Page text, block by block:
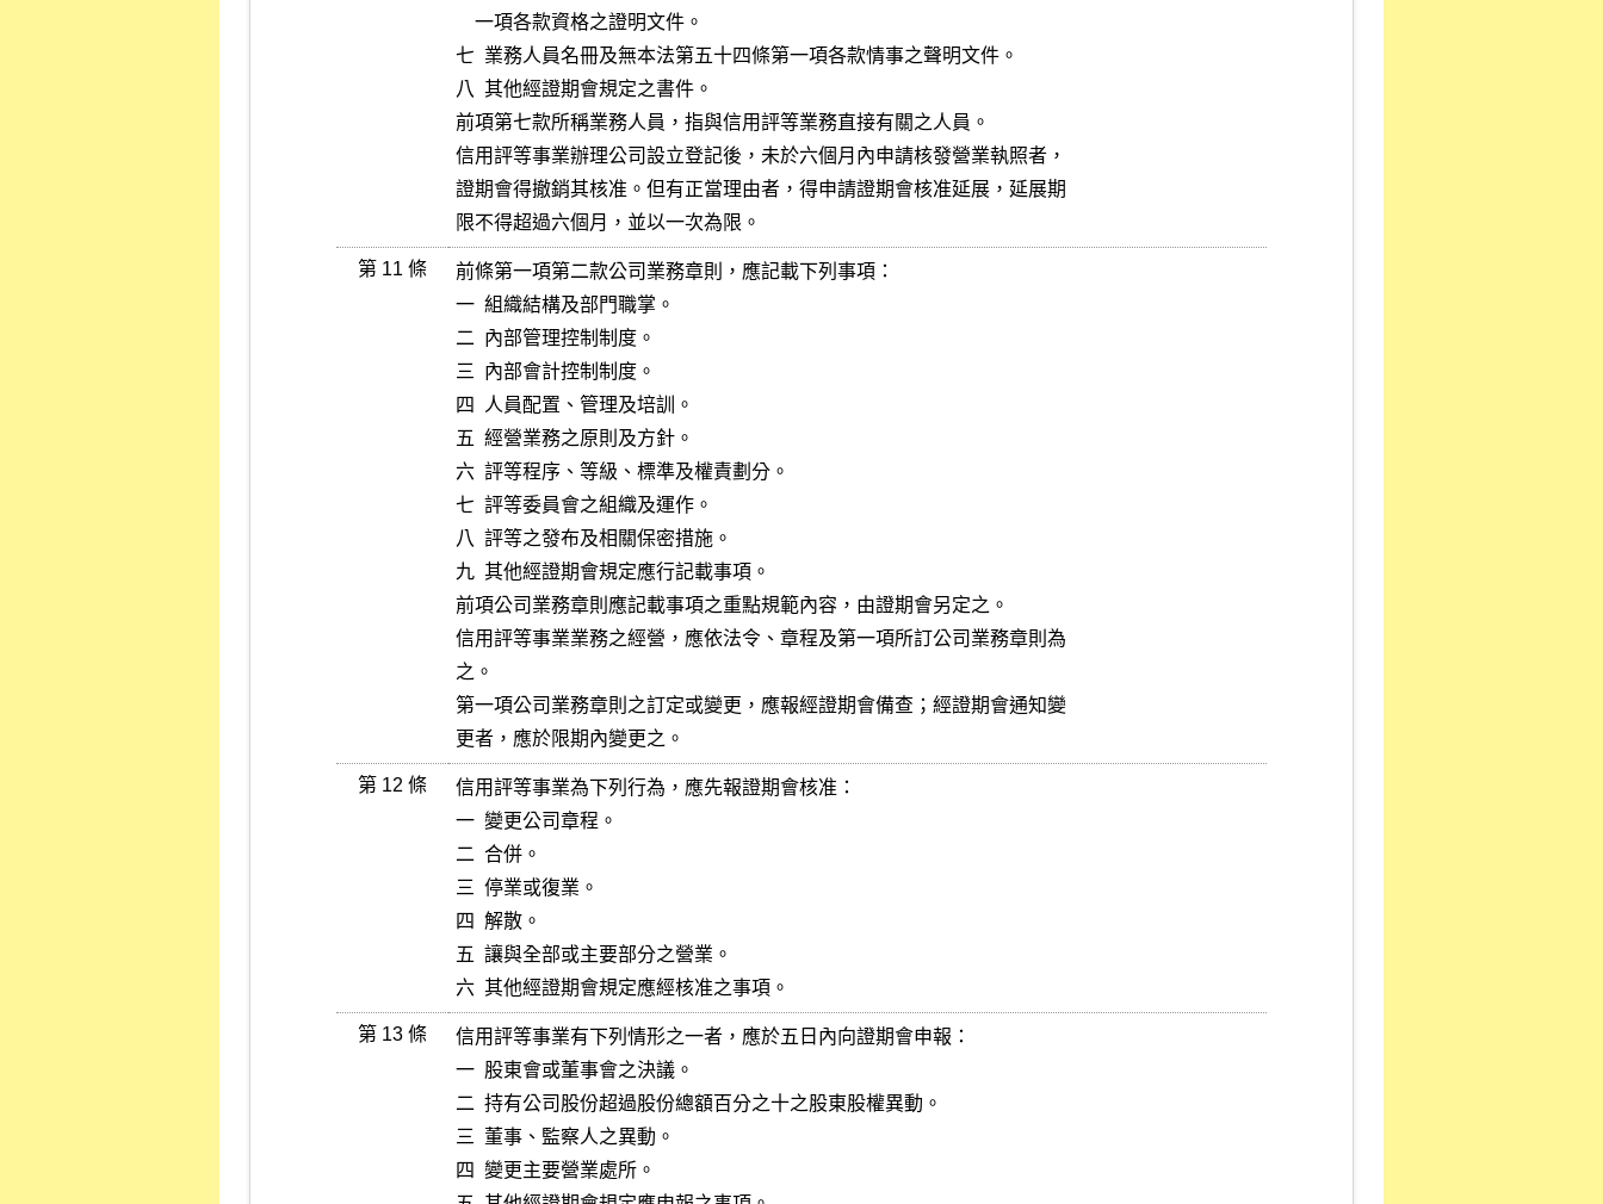
七  業務人員名冊及無本法第五十四條第一項各款情事之聲明文件。
八  其他經證期會規定之書件。
前項第七款所稱業務人員，指與信用評等業務直接有關之人員。
信用評等事業辦理公司設立登記後，未於六個月內申請核發營業執照者，
證期會得撤銷其核准。但有正當理由者，得申請證期會核准延展，延展期
限不得超過六個月，並以一次為限。
第 11 條
前條第一項第二款公司業務章則，應記載下列事項：
一  組織結構及部門職掌。
二  內部管理控制制度。
三  內部會計控制制度。
四  人員配置、管理及培訓。
五  經營業務之原則及方針。
六  評等程序、等級、標準及權責劃分。
七  評等委員會之組織及運作。
八  評等之發布及相關保密措施。
九  其他經證期會規定應行記載事項。
前項公司業務章則應記載事項之重點規範內容，由證期會另定之。
信用評等事業業務之經營，應依法令、章程及第一項所訂公司業務章則為
之。
第一項公司業務章則之訂定或變更，應報經證期會備查；經證期會通知變
更者，應於限期內變更之。
第 12 條
信用評等事業為下列行為，應先報證期會核准：
一  變更公司章程。
二  合併。
三  停業或復業。
四  解散。
五  讓與全部或主要部分之營業。
六  其他經證期會規定應經核准之事項。
第 13 條
信用評等事業有下列情形之一者，應於五日內向證期會申報：
一  股東會或董事會之決議。
二  持有公司股份超過股份總額百分之十之股東股權異動。
三  董事、監察人之異動。
四  變更主要營業處所。